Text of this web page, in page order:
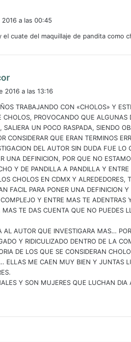
a las 00:45
el cuate del maquillaje de pandita como
i
e
:
2016 a las 13:16
TRABAJANDO CON «CHOLOS» Y
CHOLOS, PROVOCANDO QUE
SALIERA UN POCO RASPADA, SIENDO
CONSIDERAR QUE ERAN TERMINOS
DEL AUTOR SIN DUDA FUE LO
UNA DEFINICION, POR QUE NO
Y DE PANDILLA A PANDILLA Y
CHOLOS EN CDMX Y
FACIL PARA PONER UNA DEFINICION
Y ENTRE MAS TE ADENTRAS
MAS TE DAS CUENTA QUE NO PUEDES
AL AUTOR QUE INVESTIGARA MAS…
Y RIDICULIZADO DENTRO DE LA
DE LOS QUE SE CONSIDERAN
ELLAS ME CAEN MUY BIEN Y JUNTAS
Y SON MUJERES QUE LUCHAN